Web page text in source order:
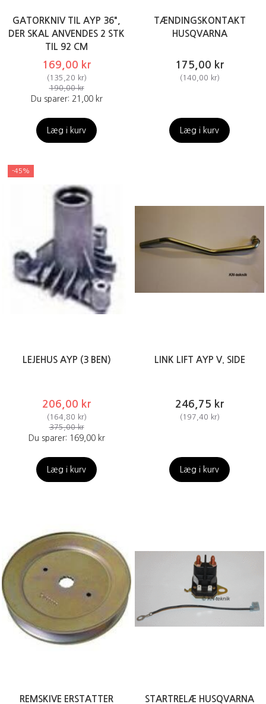
GATORKNIV TIL AYP 36",
DER SKAL ANVENDES 2 STK
TIL 92 CM
169,00 kr
(135,20 kr)
190,00 kr
Du sparer: 21,00 kr
Læg i kurv
TÆNDINGSKONTAKT
HUSQVARNA
175,00 kr
(140,00 kr)
Læg i kurv
-45%
LEJEHUS AYP (3 BEN)
206,00 kr
(164,80 kr)
375,00 kr
Du sparer: 169,00 kr
Læg i kurv
LINK LIFT AYP V. SIDE
246,75 kr
(197,40 kr)
Læg i kurv
REMSKIVE ERSTATTER
STARTRELÆ HUSQVARNA